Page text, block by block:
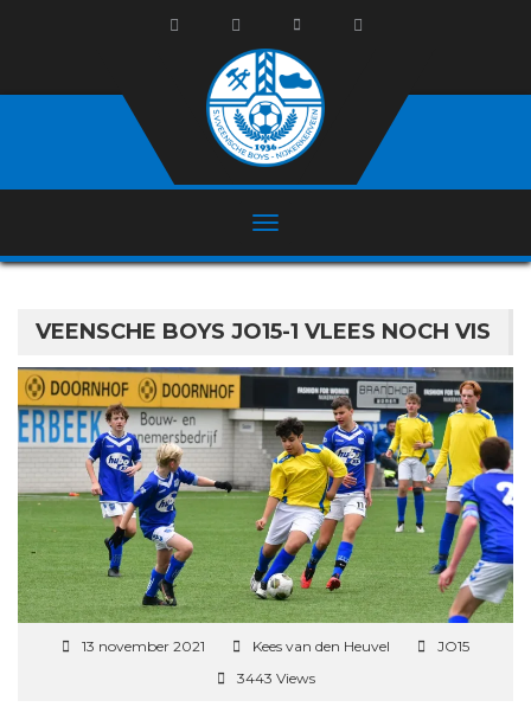
VEENSCHE BOYS JO15-1 VLEES NOCH VIS
13 november 2021 Kees van den Heuvel
JO15
3443 Views